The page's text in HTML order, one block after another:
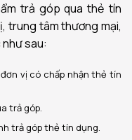
trả góp qua thẻ tín
trung tâm thương mại,
sau:
vị có chấp nhận thẻ tín
trả góp.
trả góp thẻ tín dụng.